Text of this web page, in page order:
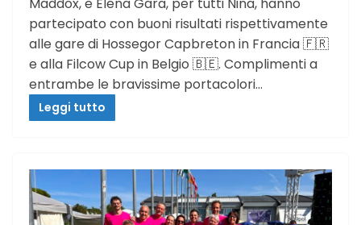
partecipato con buoni risultati rispettivamente
alle gare di Hossegor Capbreton in Francia 🇫🇷
e alla Filcow Cup in Belgio 🇧🇪. Complimenti a
entrambe le bravissime portacolori…
Leggi tutto